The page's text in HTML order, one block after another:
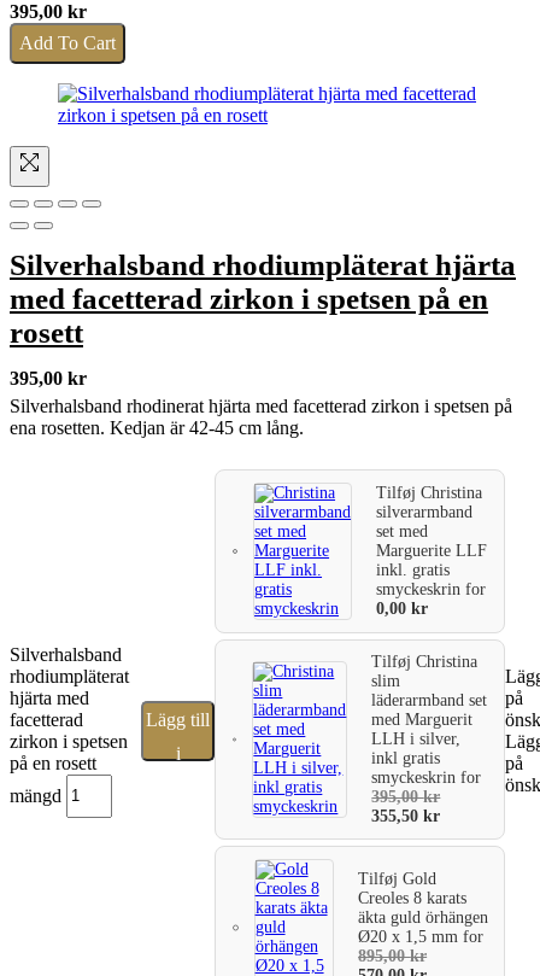
395,00 kr
Add To Cart
Silverhalsband rhodiumpläterat hjärta
med facetterad zirkon i spetsen på en
rosett
395,00 kr
Silverhalsband rhodinerat hjärta med facetterad zirkon i spetsen på
ena rosetten. Kedjan är 42-45 cm lång.
Silverhalsband
rhodiumpläterat
hjärta med
facetterad
zirkon i spetsen
på en rosett
mängd
Lägg till
i
TilføjChristina
silverarmband
set med
Marguerite LLF
inkl. gratis
smyckeskrinfor
0,00kr
TilføjChristina
slim
läderarmband set
med Marguerit
LLH i silver,
inkl gratis
smyckeskrinfor
395,00kr
355,50kr
TilføjGold
Creoles 8 karats
äkta guld örhängen
Ø20 x 1,5 mmfor
895,00kr
på
på